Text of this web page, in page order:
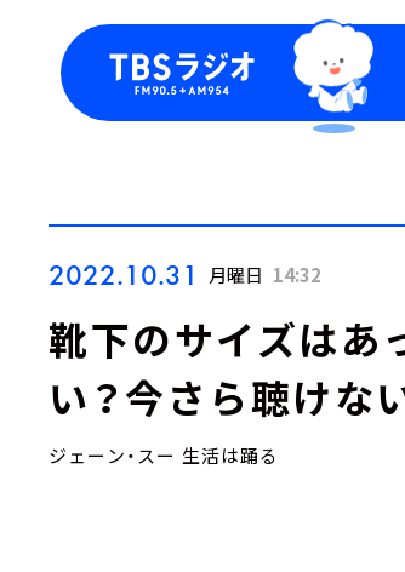
2022.10.31 月曜日 14:32
靴下のサイズはあ
い？今さら聴けな
ジェーン・スー 生活は踊る